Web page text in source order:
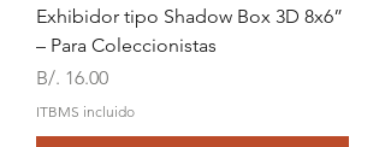
Exhibidor tipo Shadow Box 3D 8x6”
– Para Coleccionistas
Precio
B/. 16.00
ITBMS incluido